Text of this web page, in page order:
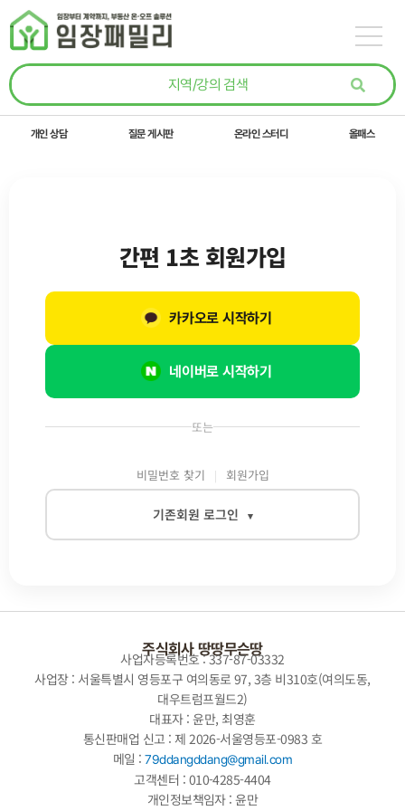
콘텐츠로
건너뛰기
개인 상담 질문 게시판 온라인 스터디 올패스
또는
비밀번호 찾기 회원가입
기존회원 로그인 ▾
로그인
간편 1초 회원가입
네이버로 시작하기
카카오로 시작하기
주식회사 땅땅무슨땅
사업자등록번호 : 337-87-03332
사업장 : 서울특별시 영등포구 여의동로 97, 3층 비310호(여의도동,
대우트럼프월드2)
대표자 : 윤만, 최영훈
통신판매업 신고 : 제 2026-서울영등포-0983 호
메일 :79ddangddang@gmail.com
고객센터 : 010-4285-4404
개인정보책임자 : 윤만